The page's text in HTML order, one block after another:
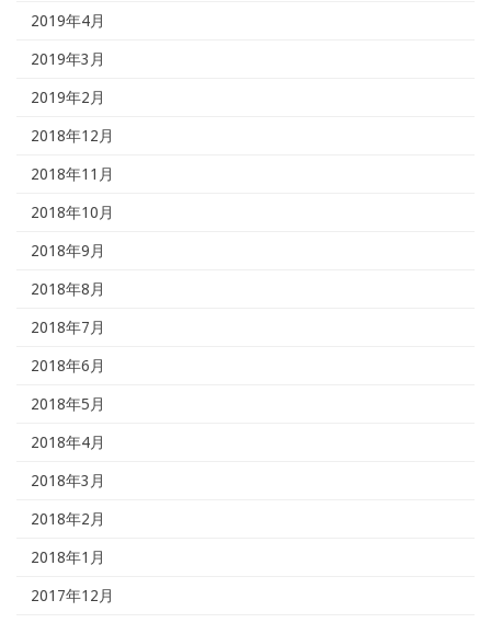
2019年4月
2019年3月
2019年2月
2018年12月
2018年11月
2018年10月
2018年9月
2018年8月
2018年7月
2018年6月
2018年5月
2018年4月
2018年3月
2018年2月
2018年1月
2017年12月